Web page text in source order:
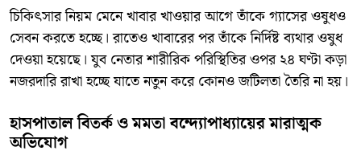
​চিকিৎসার নিয়ম মেনে খাবার খাওয়ার আগে তাঁকে গ্যাসের ওষুধও
সেবন করতে হচ্ছে। রাতেও খাবারের পর তাঁকে নির্দিষ্ট ব্যথার ওষুধ
দেওয়া হয়েছে। যুব নেতার শারীরিক পরিস্থিতির ওপর ২৪ ঘণ্টা কড়া
নজরদারি রাখা হচ্ছে যাতে নতুন করে কোনও জটিলতা তৈরি না হয়।
​হাসপাতাল বিতর্ক ও মমতা বন্দ্যোপাধ্যায়ের মারাত্মক
অভিযোগ